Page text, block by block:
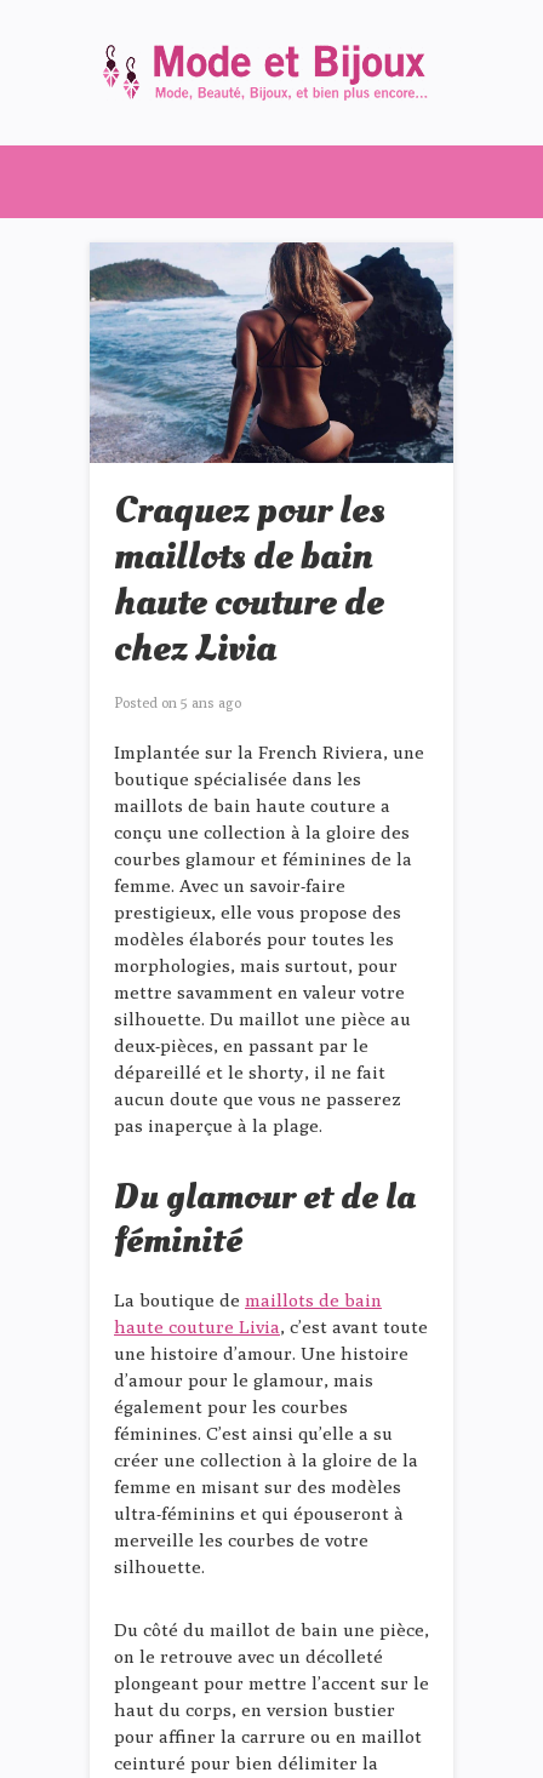
Craquez pour les
maillots de bain
haute couture de
chez Livia
Posted on 5 ans ago
Implantée sur la French Riviera, une
boutique spécialisée dans les
maillots de bain haute couture a
conçu une collection à la gloire des
courbes glamour et féminines de la
femme. Avec un savoir-faire
prestigieux, elle vous propose des
modèles élaborés pour toutes les
morphologies, mais surtout, pour
mettre savamment en valeur votre
silhouette. Du maillot une pièce au
deux-pièces, en passant par le
dépareillé et le shorty, il ne fait
aucun doute que vous ne passerez
pas inaperçue à la plage.
Du glamour et de la
féminité
La boutique de maillots de bain
haute couture Livia, c’est avant toute
une histoire d’amour. Une histoire
d’amour pour le glamour, mais
également pour les courbes
féminines. C’est ainsi qu’elle a su
créer une collection à la gloire de la
femme en misant sur des modèles
ultra-féminins et qui épouseront à
merveille les courbes de votre
silhouette.
Du côté du maillot de bain une pièce,
on le retrouve avec un décolleté
plongeant pour mettre l’accent sur le
haut du corps, en version bustier
pour affiner la carrure ou en maillot
ceinturé pour bien délimiter la